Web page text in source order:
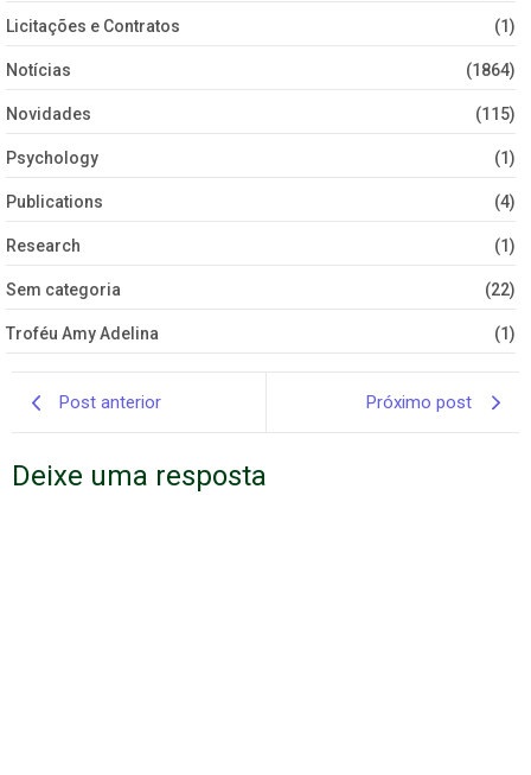
Licitações e Contratos (1)
Notícias (1864)
Novidades (115)
Psychology (1)
Publications (4)
Research (1)
Sem categoria (22)
Troféu Amy Adelina (1)
Post anterior Próximo post
Deixe uma resposta